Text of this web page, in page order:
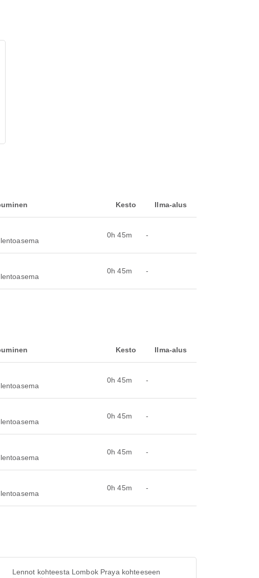
Kesto Ilma-alus
0h 45m -
0h 45m -
Kesto Ilma-alus
0h 45m -
0h 45m -
0h 45m -
0h 45m -
Lennot kohteesta Lombok Praya kohteeseen